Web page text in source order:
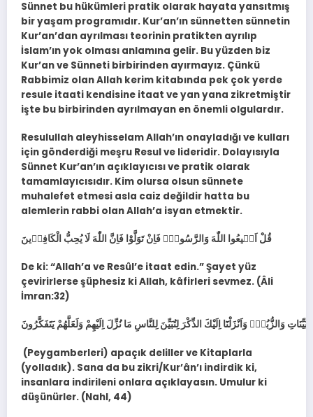
Sünnet bu hükümleri pratik olarak hayata yansıtmış
bir yaşam programıdır. Kur’an’ın sünnetten sünnetin
Kur’an’dan ayrılması teorinin pratikten ayrılıp
İslam’ın yok olması anlamına gelir. Bu yüzden biz
Kur’an ve Sünneti birbirinden ayırmayız. Çünkü
Rabbimiz olan Allah kerim kitabında pek çok yerde
resule itaati kendisine itaat ve yan yana zikretmiştir
işte bu birbirinden ayrılmayan en önemli olgulardır.
Resulullah aleyhisselam Allah’ın onayladığı ve kulları
için gönderdiği meşru Resul ve lideridir. Dolayısıyla
Sünnet Kur’an’ın açıklayıcısı ve pratik olarak
tamamlayıcısıdır. Kim olursa olsun sünnete
muhalefet etmesi asla caiz değildir hatta bu
alemlerin rabbi olan Allah’a isyan etmektir.
قُلْ اَط۪يعُوا اللّٰهَ وَالرَّسُولَۚ فَاِنْ تَوَلَّوْا فَاِنَّ اللّٰهَ لَا يُحِبُّ الْكَافِر۪ينَ
De ki: “Allah’a ve Resûl’e itaat edin.” Şayet yüz
çevirirlerse şüphesiz ki Allah, kâfirleri sevmez. (Âli
İmran:32)
(Peygamberleri) apaçık deliller ve Kitaplarla
(yolladık). Sana da bu zikri/Kur’ân’ı indirdik ki,
insanlara indirileni onlara açıklayasın. Umulur ki
düşünürler. (Nahl, 44)